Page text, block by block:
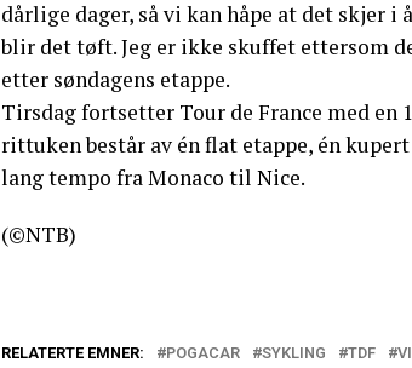
dårlige dager, så vi kan håpe at det skjer
blir det tøft. Jeg er ikke skuffet ettersom
etter søndagens etappe.
Tirsdag fortsetter Tour de France med en
rittuken består av én flat etappe, én
lang tempo fra Monaco til Nice.
(©NTB)
RELATERTE EMNER: POGACAR SYKLING TDF